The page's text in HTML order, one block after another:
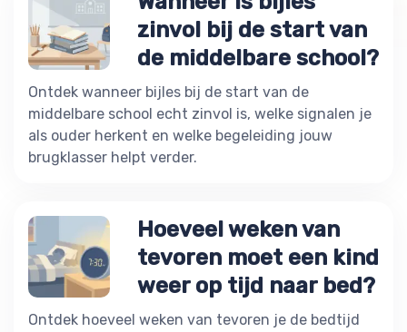
zinvol bij de start van
de middelbare school?
Ontdek wanneer bijles bij de start van de
middelbare school echt zinvol is, welke signalen je
als ouder herkent en welke begeleiding jouw
brugklasser helpt verder.
Hoeveel weken van
tevoren moet een kind
weer op tijd naar bed?
Ontdek hoeveel weken van tevoren je de bedtijd